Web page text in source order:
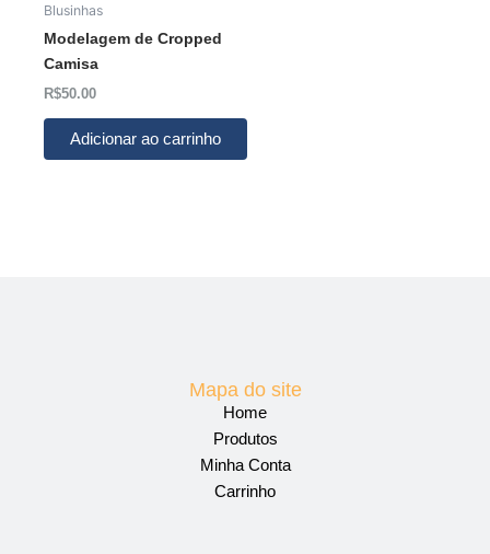
Blusinhas
Modelagem de Cropped
Camisa
R$50.00
Adicionar ao carrinho
Mapa do site
Home
Produtos
Minha Conta
Carrinho